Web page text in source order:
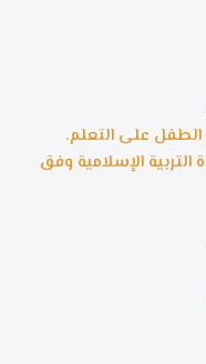
على التعلم.
الإسلامية وفق